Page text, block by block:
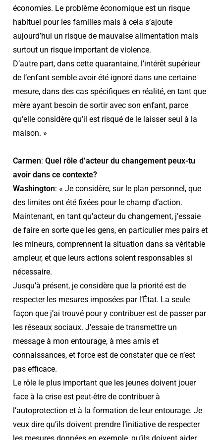
économies. Le problème économique est un risque
habituel pour les familles mais à cela s’ajoute
aujourd’hui un risque de mauvaise alimentation mais
surtout un risque important de violence.
D’autre part, dans cette quarantaine, l’intérêt supérieur
de l’enfant semble avoir été ignoré dans une certaine
mesure, dans des cas spécifiques en réalité, en tant que
mère ayant besoin de sortir avec son enfant, parce
qu’elle considère qu’il est risqué de le laisser seul à la
maison. »
Carmen: Quel rôle d’acteur du changement peux-tu
avoir dans ce contexte?
Washington: « Je considère, sur le plan personnel, que
des limites ont été fixées pour le champ d’action.
Maintenant, en tant qu’acteur du changement, j’essaie
de faire en sorte que les gens, en particulier mes pairs et
les mineurs, comprennent la situation dans sa véritable
ampleur, et que leurs actions soient responsables si
nécessaire.
Jusqu’à présent, je considère que la priorité est de
respecter les mesures imposées par l’État. La seule
façon que j’ai trouvé pour y contribuer est de passer par
les réseaux sociaux. J’essaie de transmettre un
message à mon entourage, à mes amis et
connaissances, et force est de constater que ce n’est
pas efficace.
Le rôle le plus important que les jeunes doivent jouer
face à la crise est peut-être de contribuer à
l’autoprotection et à la formation de leur entourage. Je
veux dire qu’ils doivent prendre l’initiative de respecter